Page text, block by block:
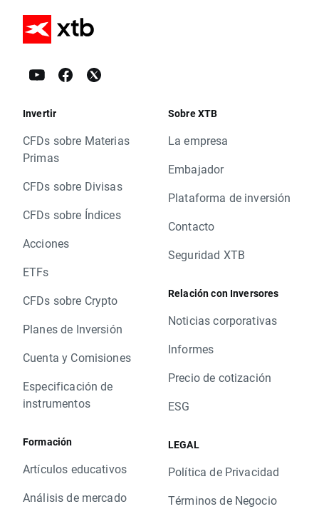
Invertir
CFDs sobre Materias
Primas
CFDs sobre Divisas
CFDs sobre Índices
Acciones
ETFs
CFDs sobre Crypto
Planes de Inversión
Cuenta y Comisiones
Especificación de
instrumentos
Formación
Artículos educativos
Análisis de mercado
Sobre XTB
La empresa
Embajador
Plataforma de inversión
Contacto
Seguridad XTB
Relación con Inversores
Noticias corporativas
Informes
Precio de cotización
ESG
LEGAL
Política de Privacidad
Términos de Negocio